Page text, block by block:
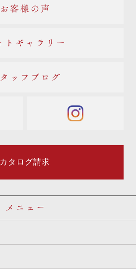
お客様の声
フォトギャラリー
スタッフブログ
instagram
カタログ請求